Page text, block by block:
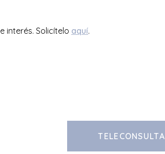
interés. Solicítelo aquí.
TELECONSULTA